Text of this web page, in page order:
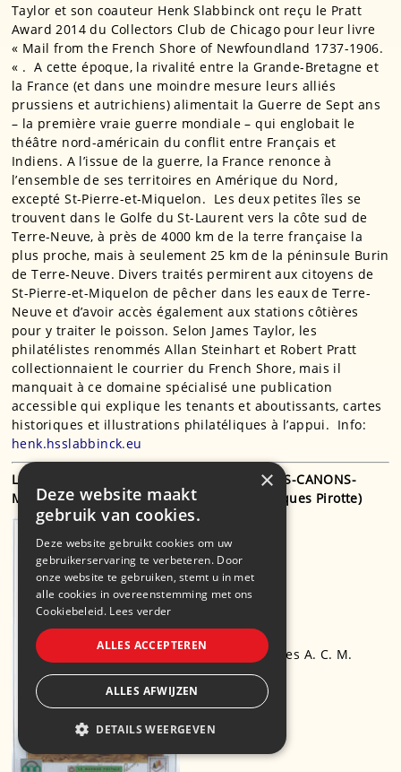
Taylor et son coauteur Henk Slabbinck ont reçu le Pratt
Award 2014 du Collectors Club de Chicago pour leur livre
« Mail from the French Shore of Newfoundland 1737-1906.
« . A cette époque, la rivalité entre la Grande-Bretagne et
la France (et dans une moindre mesure leurs alliés
prussiens et autrichiens) alimentait la Guerre de Sept ans
– la première vraie guerre mondiale – qui englobait le
théâtre nord-américain du conflit entre Français et
Indiens. A l’issue de la guerre, la France renonce à
l’ensemble de ses territoires en Amérique du Nord,
excepté St-Pierre-et-Miquelon. Les deux petites îles se
trouvent dans le Golfe du St-Laurent vers la côte sud de
Terre-Neuve, à près de 4000 km de la terre française la
plus proche, mais à seulement 25 km de la péninsule Burin
de Terre-Neuve. Divers traités permirent aux citoyens de
St-Pierre-et-Miquelon de pêcher dans les eaux de Terre-
Neuve et d’avoir accès également aux stations côtières
pour y traiter le poisson. Selon James Taylor, les
philatélistes renommés Allan Steinhart et Robert Pratt
collectionnaient le courrier du French Shore, mais il
manquait à ce domaine spécialisé une publication
accessible qui explique les tenants et aboutissants, cartes
historiques et illustrations philatéliques à l’appui. Info:
henk.hsslabbinck.eu
LE COURRIER DU GROUPE BELGE DES AUTOS-CANONS-
MITRAILLEUSES EN RUSSIE (1915-1918) (Jacques Pirotte)
Le Corps belge des A. C. M.
×
Deze website maakt
gebruik van cookies.
Deze website gebruikt cookies om uw
gebruikerservaring te verbeteren. Door
onze website te gebruiken, stemt u in met
alle cookies in overeenstemming met ons
Cookiebeleid. Lees verder
ALLES ACCEPTEREN
ALLES AFWIJZEN
DETAILS WEERGEVEN
STRIKT NOODZAKELIJK